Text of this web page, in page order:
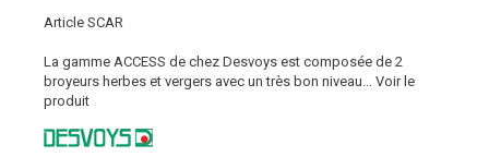
Article SCAR
La gamme ACCESS de chez Desvoys est composée de 2
broyeurs herbes et vergers avec un très bon niveau...
Voir le
produit